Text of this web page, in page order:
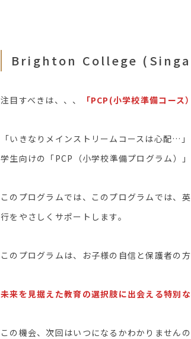
Brighton College
注目すべきは、、、 「PCP(小学校準備コース
「いきなりメインストリームコースは心
学生向けの「PCP（小学校準備プログラム）」
このプログラムでは、このプログラムでは、
行をやさしくサポートします。
このプログラムは、お子様の自信と保護者の
未来を見据えた教育の選択肢に出会える特別
この機会、次回はいつになるかわかりませんの